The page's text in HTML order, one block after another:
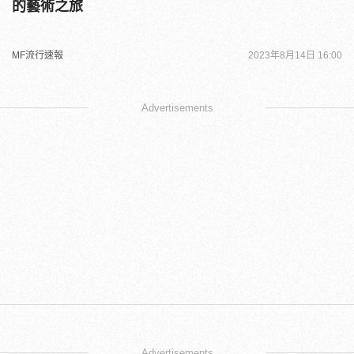
的藝術之旅
MF流行速報 2023年8月14日 16:00
Advertisements